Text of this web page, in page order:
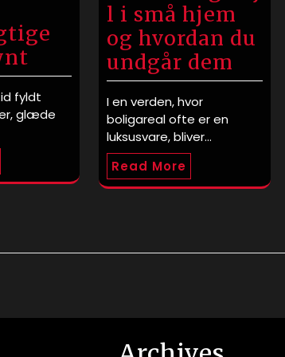
fyldt
glæde
l i små hjem
og hvordan du
undgår dem
I en verden, hvor
boligareal ofte er en
luksusvare, bliver…
Read More